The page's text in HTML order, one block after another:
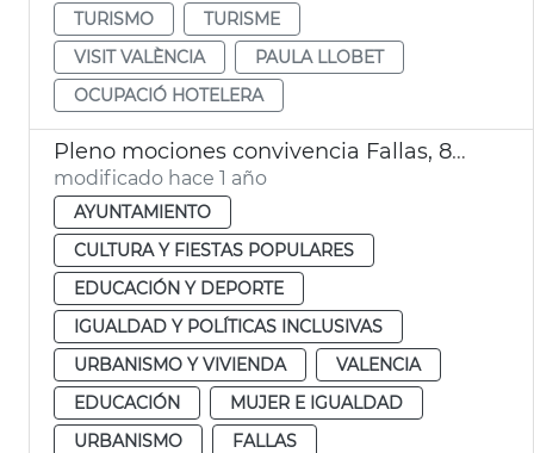
TURISMO
TURISME
VISIT VALÈNCIA
PAULA LLOBET
OCUPACIÓ HOTELERA
Pleno mociones convivencia Fallas, 8M y consulta lengua
modificado hace 1 año
AYUNTAMIENTO
CULTURA Y FIESTAS POPULARES
EDUCACIÓN Y DEPORTE
IGUALDAD Y POLÍTICAS INCLUSIVAS
URBANISMO Y VIVIENDA
VALENCIA
EDUCACIÓN
MUJER E IGUALDAD
URBANISMO
FALLAS